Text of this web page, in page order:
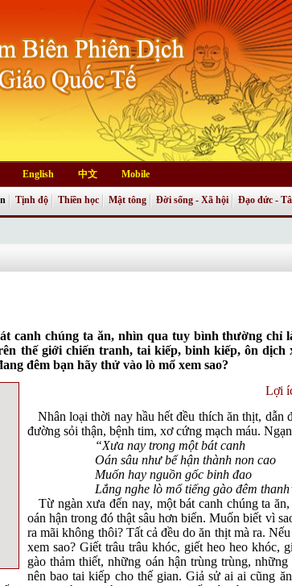
English 中文 Mobile
Tịnh độ Thiền học Mật tông Đời sống - Xã hội Đạo đức -
canh chúng ta ăn, nhìn qua tuy bình thường chỉ
thế giới chiến tranh, tai kiếp, binh kiếp, ôn
đêm bạn hãy thử vào lò mổ xem sao?
Lợi
Nhân loại thời nay hầu hết đều thích ăn thịt, dẫn
đường sỏi thận, bệnh tim, xơ cứng mạch máu.
“Xưa nay trong một bát canh
Oán sâu như bể hận thành non cao
Muốn hay nguồn gốc binh đao
Lắng nghe lò mổ tiếng gào đêm
Từ ngàn xưa đến nay, một bát canh chúng ta
oán hận trong đó thật sâu hơn biển. Muốn biết vì
ra mãi không thôi? Tất cả đều do ăn thịt mà ra.
xem sao? Giết trâu trâu khóc, giết heo heo khóc,
gào thảm thiết, những oán hận trùng trùng,
nên bao tai kiếp cho thế gian. Giả sử ai ai cũng